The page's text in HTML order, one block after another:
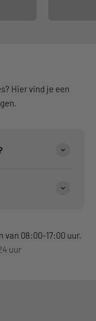
Hier vind je een
08:00-17:00 uur.
uur